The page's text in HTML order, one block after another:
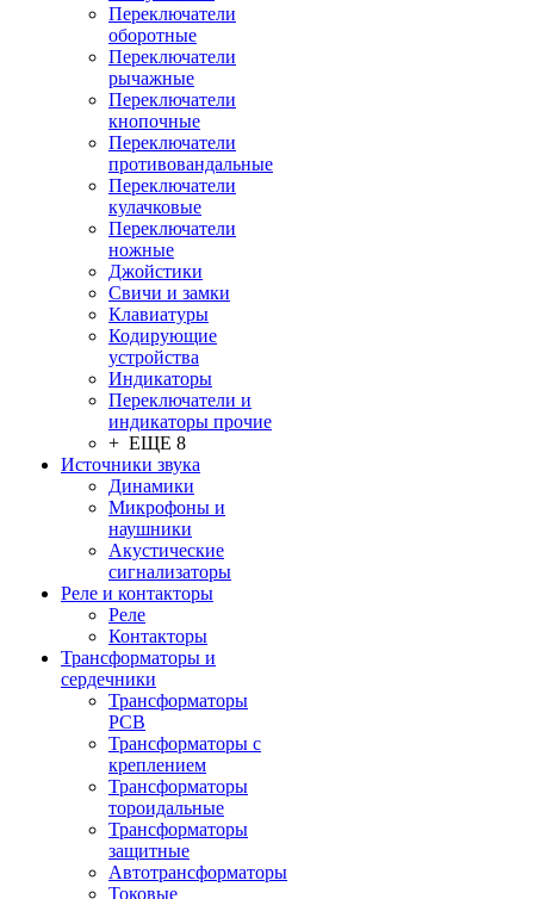
Переключатели
оборотные
Переключатели
рычажные
Переключатели
кнопочные
Переключатели
противовандальные
Переключатели
кулачковые
Переключатели
ножные
Джойстики
Свичи и замки
Клавиатуры
Кодирующие
устройства
Индикаторы
Переключатели и
индикаторы прочие
+ ЕЩЕ 8
Источники звука
Динамики
Микрофоны и
наушники
Акустические
сигнализаторы
Реле и контакторы
Реле
Контакторы
Трансформаторы и
сердечники
Трансформаторы
PCB
Трансформаторы с
креплением
Трансформаторы
тороидальные
Трансформаторы
защитные
Автотрансформаторы
Токовые